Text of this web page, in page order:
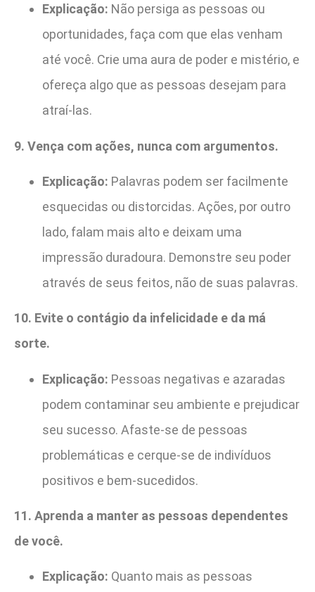
Explicação: Não persiga as pessoas ou
oportunidades, faça com que elas venham
até você. Crie uma aura de poder e mistério, e
ofereça algo que as pessoas desejam para
atraí-las.
9. Vença com ações, nunca com argumentos.
Explicação: Palavras podem ser facilmente
esquecidas ou distorcidas. Ações, por outro
lado, falam mais alto e deixam uma
impressão duradoura. Demonstre seu poder
através de seus feitos, não de suas palavras.
10. Evite o contágio da infelicidade e da má
sorte.
Explicação: Pessoas negativas e azaradas
podem contaminar seu ambiente e prejudicar
seu sucesso. Afaste-se de pessoas
problemáticas e cerque-se de indivíduos
positivos e bem-sucedidos.
11. Aprenda a manter as pessoas dependentes
de você.
Explicação: Quanto mais as pessoas